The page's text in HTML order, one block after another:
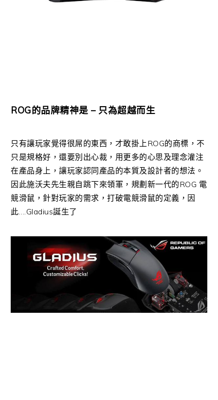
ROG的品牌精神是 – 只為超越而生
只有讓玩家覺得很屌的東西，才敢掛上ROG的商標，不
只是規格好，還要別出心裁，用更多的心思及理念灌注
在產品身上，讓玩家認同產品的本質及設計者的想法。
因此施沃夫先生親自跳下來領軍，規劃新一代的ROG 電
競滑鼠，針對玩家的需求，打破電競滑鼠的定義，因
此….Gladius誕生了